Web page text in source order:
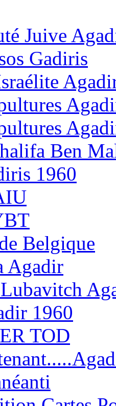
Juive
Gadiris
Ben
1960
Belgique
Agadir
1960
TOD